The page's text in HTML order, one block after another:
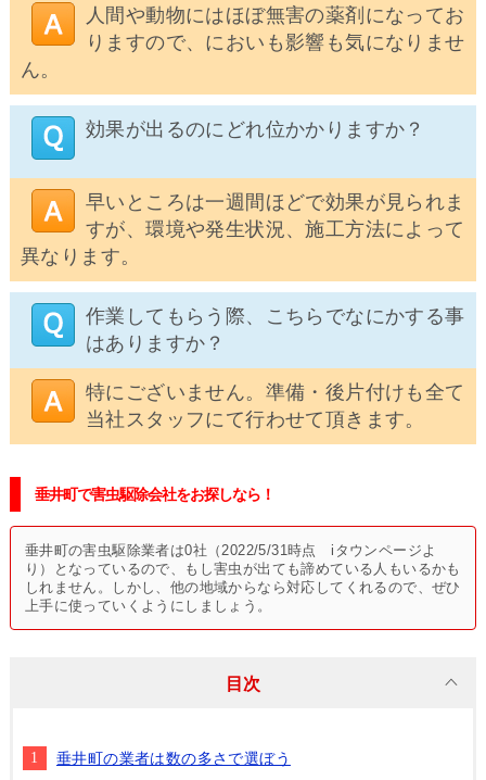
人間や動物にはほぼ無害の薬剤になってお
りますので、においも影響も気になりませ
ん。
効果が出るのにどれ位かかりますか？
早いところは一週間ほどで効果が見られま
すが、環境や発生状況、施工方法によって
異なります。
作業してもらう際、こちらでなにかする事
はありますか？
特にございません。準備・後片付けも全て
当社スタッフにて行わせて頂きます。
垂井町で害虫駆除会社をお探しなら！
垂井町の害虫駆除業者は0社（2022/5/31時点 iタウンページよ
り）となっているので、もし害虫が出ても諦めている人もいるかも
しれません。しかし、他の地域からなら対応してくれるので、ぜひ
上手に使っていくようにしましょう。
目次
垂井町の業者は数の多さで選ぼう